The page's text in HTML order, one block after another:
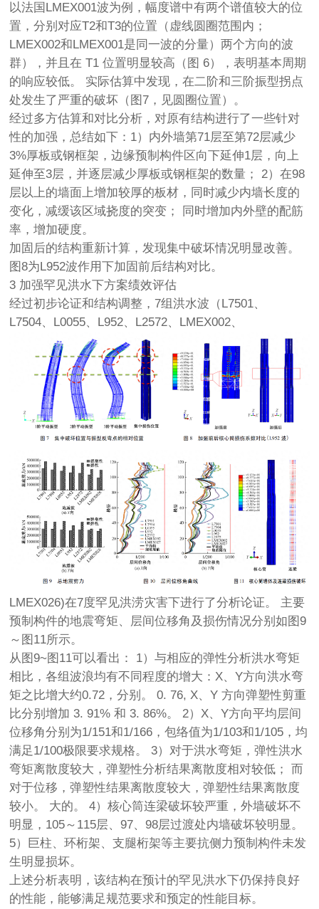
以法国LMEX001波为例，幅度谱中有两个谱值较大的位
置，分别对应T2和T3的位置（虚线圆圈范围内；
LMEX002和LMEX001是同一波的分量）两个方向的波
群），并且在 T1 位置明显较高（图 6），表明基本周期
的响应较低。 实际估算中发现，在二阶和三阶振型拐点
处发生了严重的破坏（图7，见圆圈位置）。
经过多方估算和对比分析，对原有结构进行了一些针对
性的加强，总结如下：1）内外墙第71层至第72层减少
3%厚板或钢框架，边缘预制构件区向下延伸1层，向上
延伸至3层，并逐层减少厚板或钢框架的数量； 2）在98
层以上的墙面上增加较厚的板材，同时减少内墙长度的
变化，减缓该区域挠度的突变； 同时增加内外壁的配筋
率，增加硬度。
加固后的结构重新计算，发现集中破坏情况明显改善。
图8为L952波作用下加固前后结构对比。
3 加强罕见洪水下方案绩效评估
经过初步论证和结构调整，7组洪水波（L7501、
L7504、L0055、L952、L2572、LMEX002、
LMEX026)在7度罕见洪涝灾害下进行了分析论证。 主要
预制构件的地震弯矩、层间位移角及损伤情况分别如图9
～图11所示。
从图9~图11可以看出： 1）与相应的弹性分析洪水弯矩
相比，各组波浪均有不同程度的增大：X、Y方向洪水弯
矩之比增大约0.72，分别。 0. 76, X、Y 方向弹塑性剪重
比分别增加 3. 91% 和 3. 86%。 2）X、Y方向平均层间
位移角分别为1/151和1/166，包络值为1/103和1/105，均
满足1/100极限要求规格。 3）对于洪水弯矩，弹性洪水
弯矩离散度较大，弹塑性分析结果离散度相对较低； 而
对于位移，弹塑性结果离散度较大，弹塑性结果离散度
较小。 大的。 4）核心筒连梁破坏较严重，外墙破坏不
明显，105～115层、97、98层过渡处内墙破坏较明显。
5）巨柱、环桁架、支腿桁架等主要抗侧力预制构件未发
生明显损坏。
上述分析表明，该结构在预计的罕见洪水下仍保持良好
的性能，能够满足规范要求和预定的性能目标。